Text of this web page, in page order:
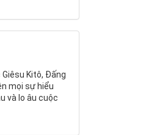
Kitô, Đấng
mọi sự hiểu
và lo âu cuộc